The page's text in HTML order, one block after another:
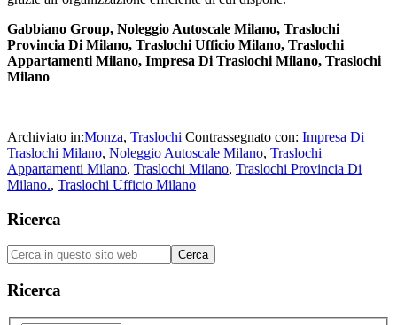
Gabbiano Group, Noleggio Autoscale Milano, Traslochi
Provincia Di Milano, Traslochi Ufficio Milano, Traslochi
Appartamenti Milano, Impresa Di Traslochi Milano, Traslochi
Milano
Archiviato in:Monza, Traslochi Contrassegnato con: Impresa Di
Traslochi Milano, Noleggio Autoscale Milano, Traslochi
Appartamenti Milano, Traslochi Milano, Traslochi Provincia Di
Milano., Traslochi Ufficio Milano
Barra
laterale
primaria
Ricerca
Cerca
in
questo
sito
web
Ricerca